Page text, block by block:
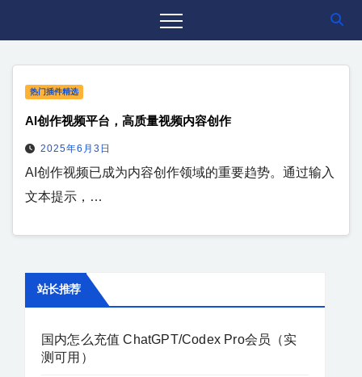
热门插件精选
AI创作视频平台，高质量视频内容创作
2025年6月3日
AI创作视频已成为内容创作领域的重要趋势。通过输入
文本提示，…
站长推荐
国内怎么充值 ChatGPT/Codex Pro会员（实
测可用）